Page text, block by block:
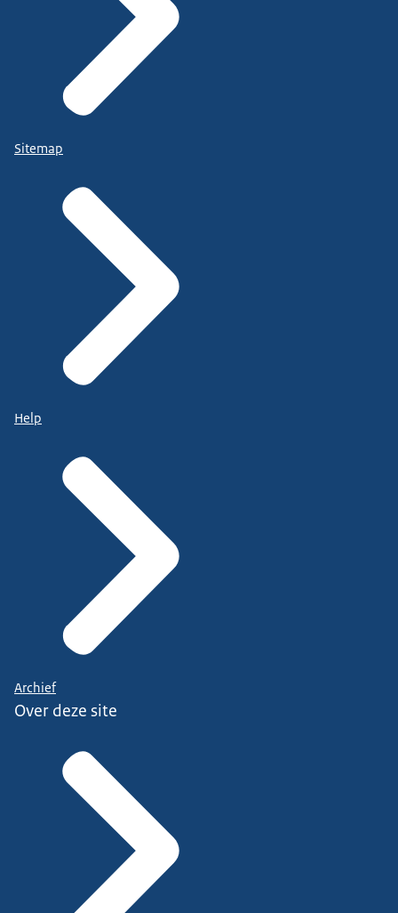
Sitemap
Help
Archief
Over deze site